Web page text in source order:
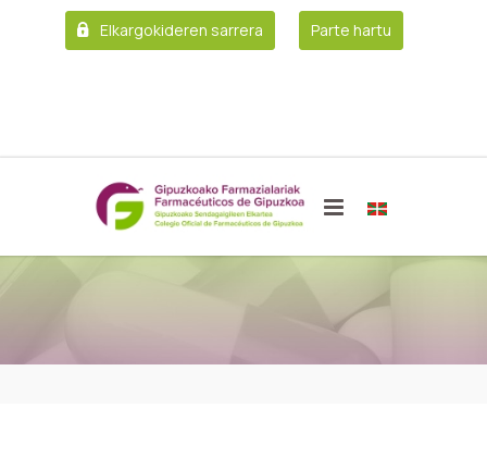
Elkargokideren sarrera Parte hartu